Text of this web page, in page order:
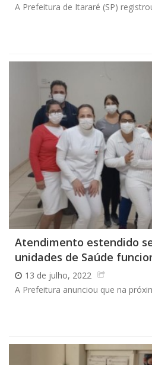
A Prefeitura de Itararé (SP)
Atendimento estendido
unidades de Saúde
13 de julho, 2022
A Prefeitura anunciou que na